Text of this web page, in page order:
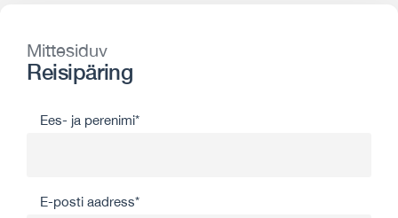
Mittesiduv
Reisipäring
Ees- ja perenimi*
E-posti aadress*